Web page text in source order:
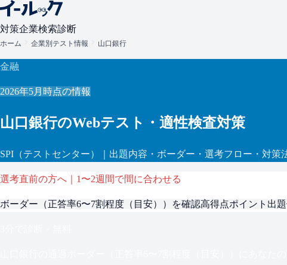
対策企業検索診断
ホーム 企業別テスト情報 山口銀行
金融
2026年5月 時点の情報
山口銀行のWebテスト・適性検査対策
SPI （テストセンター） ｜出題内容・ボーダー・選考フロー・対策
選考直前の方へ｜1〜2週間で間に合わせる
ボーダー（正答率6〜7割程度（目安） ）を確認高得点ポイント 出